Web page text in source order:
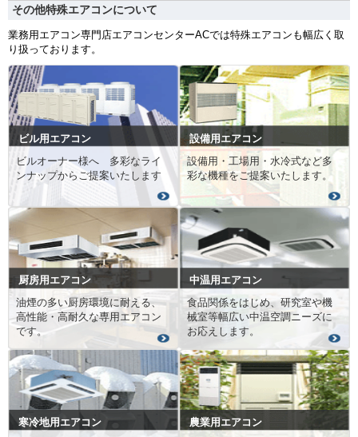
その他特殊エアコンについて
業務用エアコン専門店エアコンセンターACでは特殊エアコンも幅広く取
り扱っております。
ビル用エアコン
ビルオーナー様へ 多彩なライ
ンナップからご提案いたします
設備用エアコン
設備用・工場用・水冷式など多
彩な機種をご提案いたします。
厨房用エアコン
油煙の多い厨房環境に耐える、
高性能・高耐久な専用エアコン
です。
中温用エアコン
食品関係をはじめ、研究室や機
械室等幅広い中温空調ニーズに
お応えします。
寒冷地用エアコン
農業用エアコン